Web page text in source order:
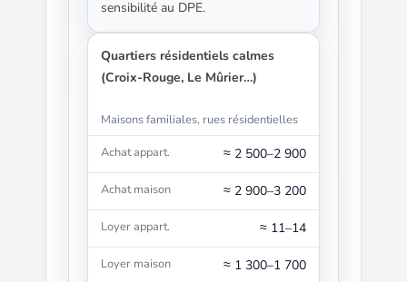
sensibilité au DPE.
Quartiers résidentiels calmes
(Croix-Rouge, Le Mûrier…)
Maisons familiales, rues résidentielles
≈ 2 500–2 900
≈ 2 900–3 200
≈ 11–14
≈ 1 300–1 700